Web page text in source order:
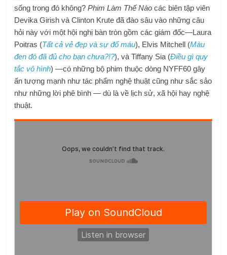
sống trong đó không?Phim Làm Thế Nào các biên tập viên
Devika Girish và Clinton Krute đã đào sâu vào những câu
hỏi này với một hội nghị bàn tròn gồm các giám đốc—Laura
Poitras (Tất cả vẻ đẹp và sự đổ máu), Elvis Mitchell (Màu
đen đó đã đủ cho bạn chưa?!?), và Tiffany Sia (Điều gì quy
tắc vô hình) —có những bộ phim thuộc dòng NYFF60 gây
ấn tượng mạnh như tác phẩm nghệ thuật cũng như sắc sảo
như những lời phê bình — dù là về lịch sử, xã hội hay nghệ
thuật.